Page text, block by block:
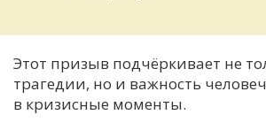
Этот призыв подчёркивает не
трагедии, но и важность
в кризисные моменты.